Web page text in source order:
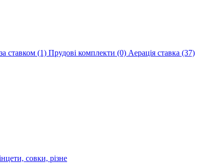
ставком (1) Прудові комплекти (0) Аерація ставка (37)
совки, різне